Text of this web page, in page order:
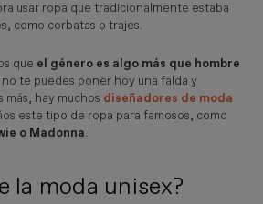
usar ropa que tradicionalmente estaba
como corbatas o trajes.
que el género es algo más que hombre
no te puedes poner hoy una falda y
más, hay muchos diseñadores de moda
este tipo de ropa para famosos, como
o Madonna.
la moda unisex?